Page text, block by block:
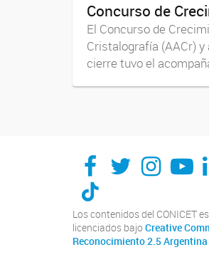
Concurso de
El Concurso de
Cristalografía (AACr)
cierre tuvo el
Los contenidos del CONICET
licenciados bajo Creative
Reconocimiento 2.5